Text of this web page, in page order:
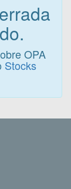
OPA
Stocks